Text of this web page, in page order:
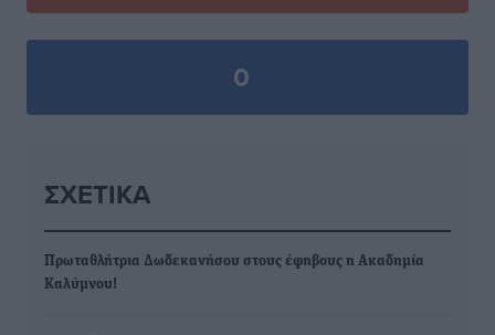
0
ΣΧΕΤΙΚΆ
Πρωταθλήτρια Δωδεκανήσου στους έφηβους η Ακαδημία
Καλύμνου!